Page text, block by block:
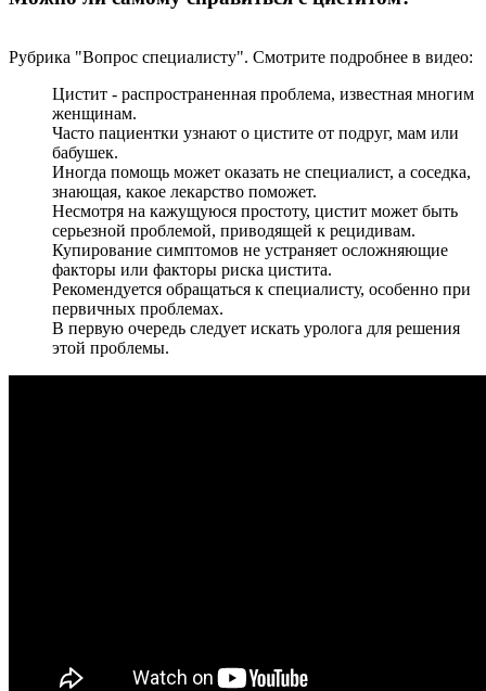
Рубрика "Вопрос специалисту". Смотрите подробнее в видео:
Цистит - распространенная проблема, известная многим
женщинам.
Часто пациентки узнают о цистите от подруг, мам или
бабушек.
Иногда помощь может оказать не специалист, а соседка,
знающая, какое лекарство поможет.
Несмотря на кажущуюся простоту, цистит может быть
серьезной проблемой, приводящей к рецидивам.
Купирование симптомов не устраняет осложняющие
факторы или факторы риска цистита.
Рекомендуется обращаться к специалисту, особенно при
первичных проблемах.
В первую очередь следует искать уролога для решения
этой проблемы.